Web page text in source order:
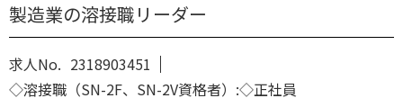
製造業の溶接職リーダー
求人No. 2318903451
◇溶接職（SN-2F、SN-2V資格者）:◇正社員